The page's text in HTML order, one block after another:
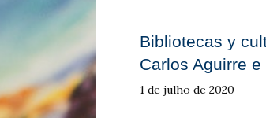
Bibliotecas y
Carlos Aguirre
1 de julho de 2020